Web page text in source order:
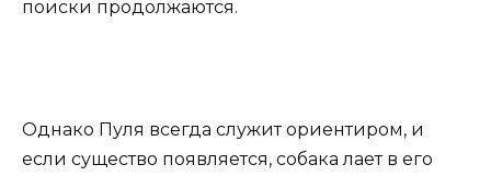
поиски продолжаются.
Однако Пуля всегда служит ориентиром, и
если существо появляется, собака лает в его